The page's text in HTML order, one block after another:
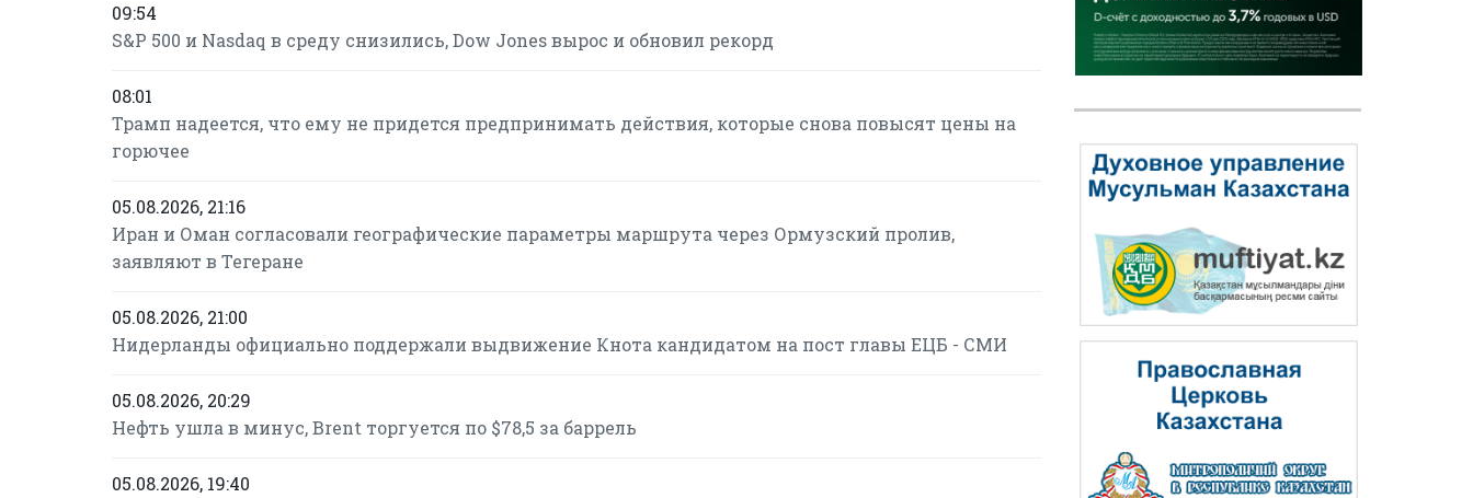
09:54
S&P 500 и Nasdaq в среду снизились, Dow Jones вырос и обновил рекорд
08:01
Трамп надеется, что ему не придется предпринимать действия, которые снова повысят цены на
горючее
05.08.2026, 21:16
Иран и Оман согласовали географические параметры маршрута через Ормузский пролив,
заявляют в Тегеране
05.08.2026, 21:00
Нидерланды официально поддержали выдвижение Кнота кандидатом на пост главы ЕЦБ - СМИ
05.08.2026, 20:29
Нефть ушла в минус, Brent торгуется по $78,5 за баррель
05.08.2026, 19:40